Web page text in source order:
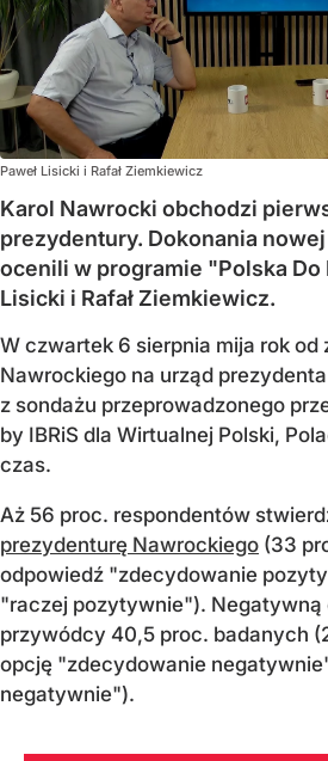
Paweł Lisicki i Rafał Ziemkiewicz
Karol Nawrocki obchodzi
prezydentury. Dokonania nowej
ocenili w programie "Polska Do
Lisicki i Rafał Ziemkiewicz.
W czwartek 6 sierpnia mija rok od
Nawrockiego na urząd
z sondażu przeprowadzonego
by IBRiS dla Wirtualnej Polski,
czas.
Aż 56 proc. respondentów
prezydenturę Nawrockiego (33
odpowiedź "zdecydowanie
"raczej pozytywnie"). Negatywną
przywódcy 40,5 proc. badanych
opcję "zdecydowanie
negatywnie").